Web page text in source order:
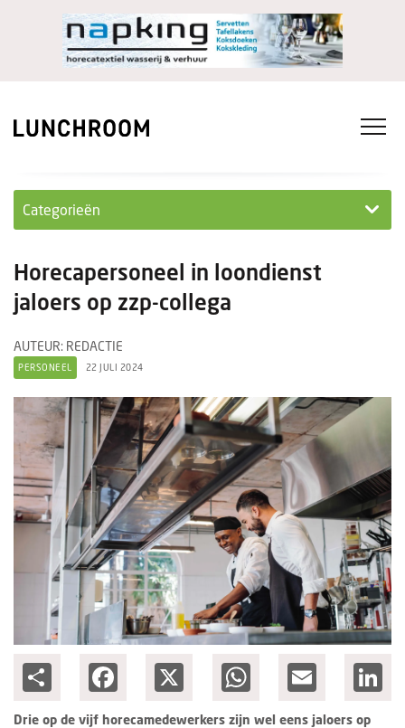
Categorieën
Ondernemen in...
Nieuwe lunchrooms
Columns
Groots ondernemen
Horecapersoneel in loondienst
jaloers op zzp-collega
AUTEUR: REDACTIE
PERSONEEL 22 JULI 2024
Facebook WhatsAppEmail
Drie op de vijf horecamedewerkers zijn wel eens jaloers op